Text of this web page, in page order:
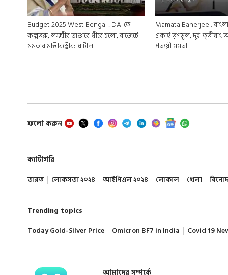
Budget 2025 West Bengal : DA-তে
কল্পতরু, লক্ষ্মীর ভাণ্ডারে ধীরে চলো, বাজেটে
মমতার মাস্টারস্ট্রোক ঘাটাল
Mamata Banerjee :
একাই তৃণমূল, দুই-তৃতীয়াং
প্রত্যয়ী মমতা
ফলো করুন
ক্যাটাগরি
ভারত
লোকসভা ২০২৪ আইপিএল ২০২৪ লোকাল খেলা
Trending topics
Today Gold-Silver Price
Omicron BF7 in India Covid 19
আমাদের সম্পর্কে